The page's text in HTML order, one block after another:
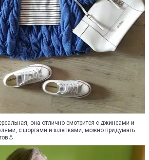
она отлично смотрится с джинсами и
с шортами и шлёпками, можно придумать